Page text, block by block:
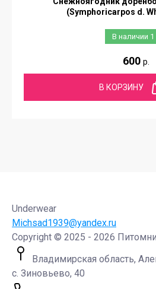
(Symphoricarpos d.
В наличии 1
600 р.
В КОРЗИНУ
Underwear
Michsad1939@yandex.ru
Copyright © 2025 - 2026
Владимирская область,
с. Зиновьево, 40